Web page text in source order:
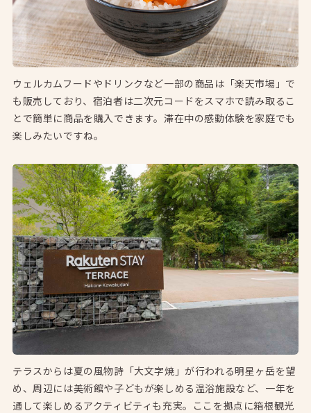
ウェルカムフードやドリンクなど一部の商品は「楽天市場」で
も販売しており、宿泊者は二次元コードをスマホで読み取るこ
とで簡単に商品を購入できます。滞在中の感動体験を家庭でも
楽しみたいですね。
テラスからは夏の風物詩「大文字焼」が行われる明星ヶ岳を望
め、周辺には美術館や子どもが楽しめる温浴施設など、一年を
通して楽しめるアクティビティも充実。ここを拠点に箱根観光